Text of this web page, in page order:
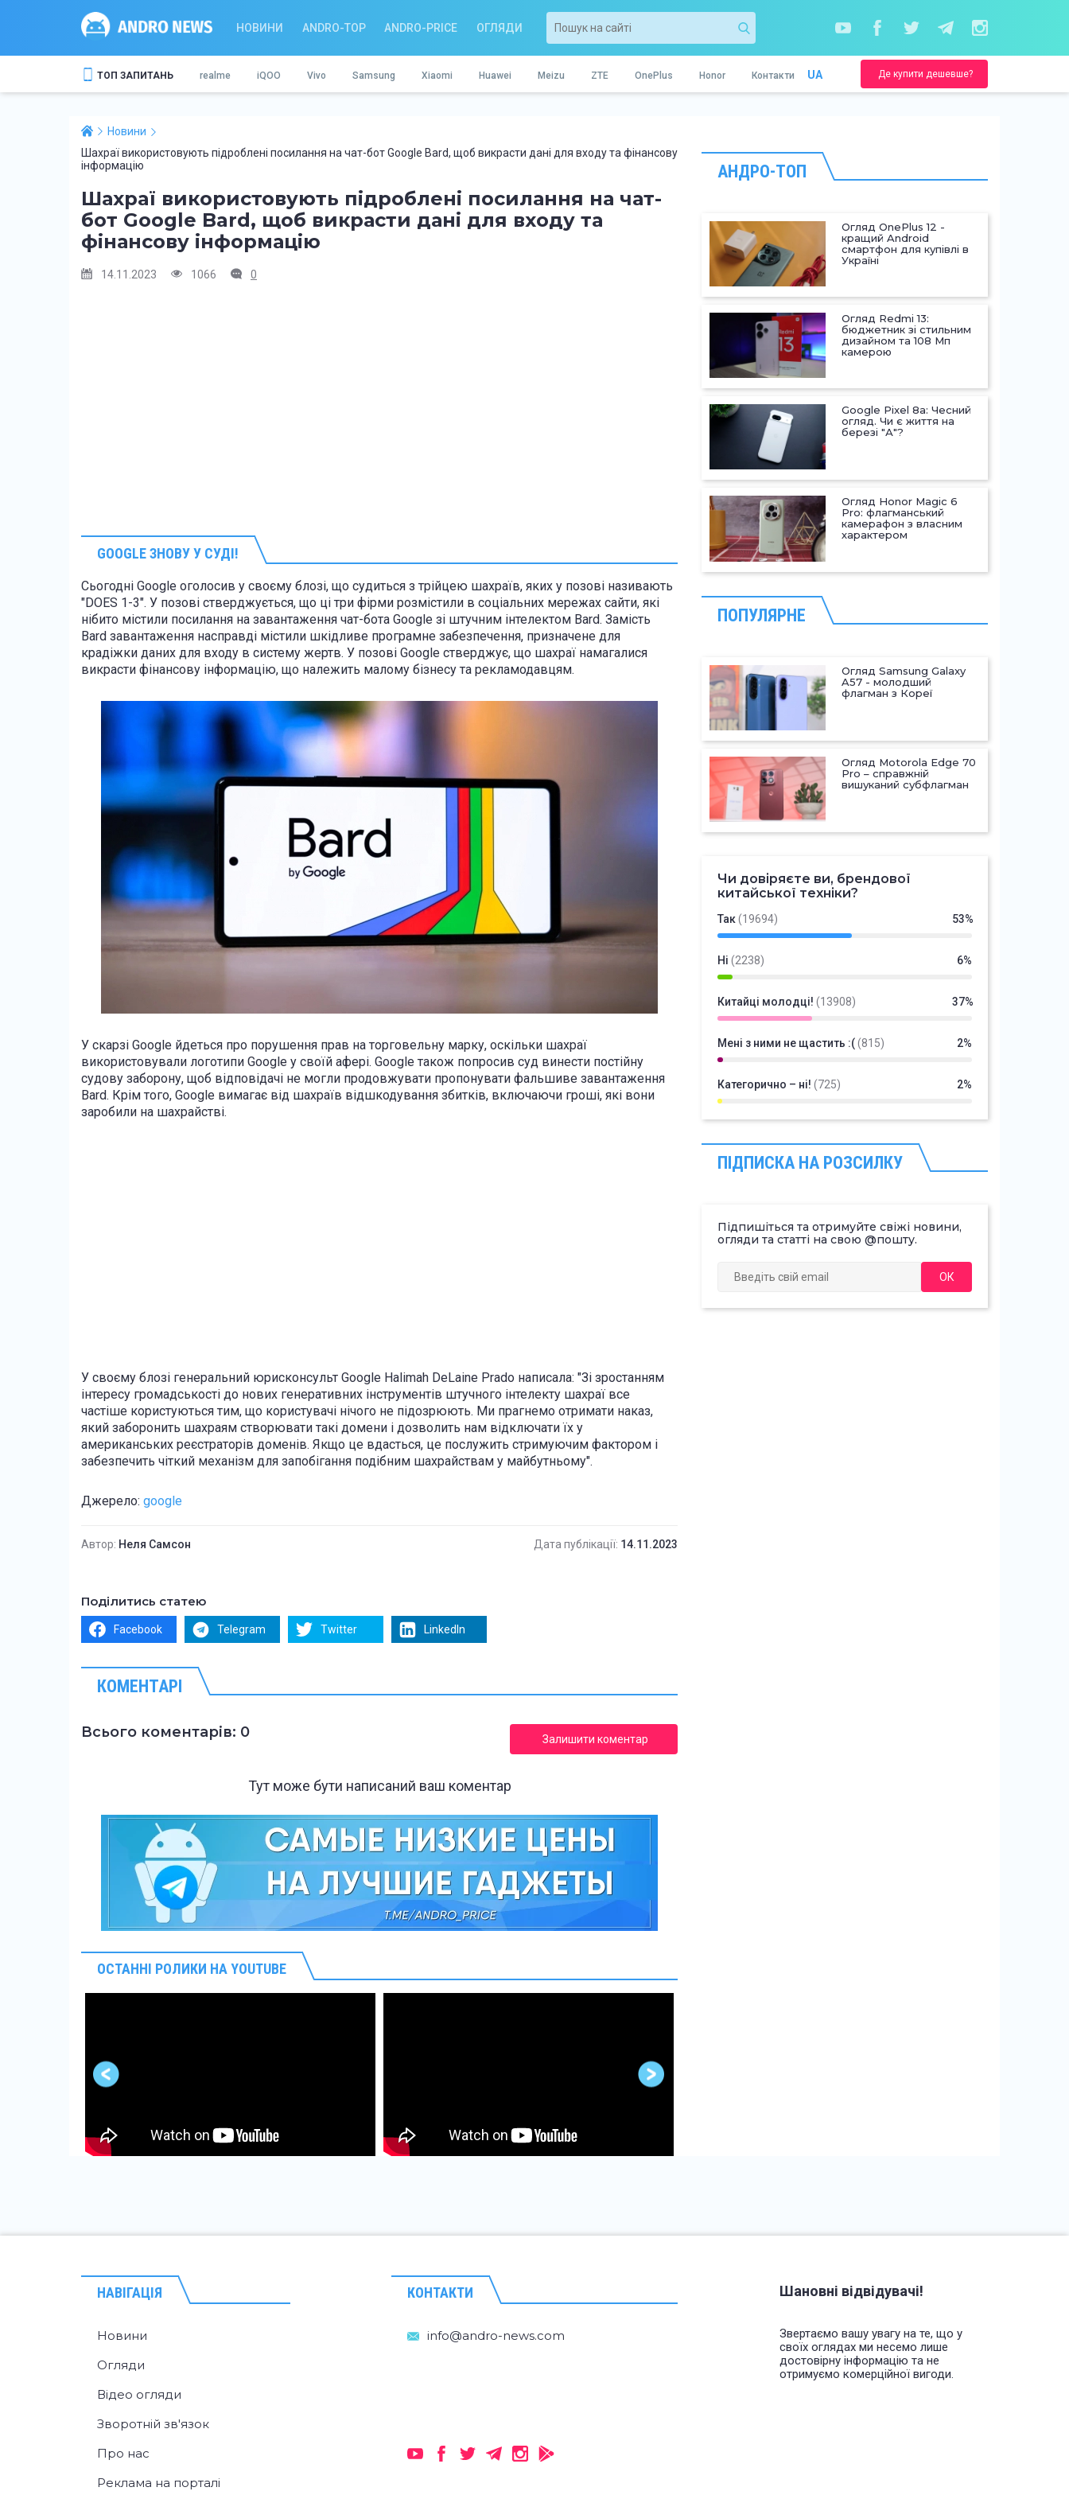
НОВИНИ ANDRO-TOP ANDRO-PRICE ОГЛЯДИ
ТОП ЗАПИТАНЬ realme iQOO Vivo Samsung Xiaomi Huawei Meizu ZTE OnePlus Honor Контакти UA Де купити дешевше?
Новини
Шахраї використовують підроблені посилання на чат-бот Google Bard, щоб викрасти дані для входу та фінансову
інформацію
Шахраї використовують підроблені посилання на чат-
бот Google Bard, щоб викрасти дані для входу та
фінансову інформацію
14.11.2023 1066 0
GOOGLE ЗНОВУ У СУДІ!
Сьогодні Google оголосив у своєму блозі, що судиться з трійцею шахраїв, яких у позові називають
"DOES 1-3". У позові стверджується, що ці три фірми розмістили в соціальних мережах сайти, які
нібито містили посилання на завантаження чат-бота Google зі штучним інтелектом Bard. Замість
Bard завантаження насправді містили шкідливе програмне забезпечення, призначене для
крадіжки даних для входу в систему жертв. У позові Google стверджує, що шахраї намагалися
викрасти фінансову інформацію, що належить малому бізнесу та рекламодавцям.
У скарзі Google йдеться про порушення прав на торговельну марку, оскільки шахраї
використовували логотипи Google у своїй афері. Google також попросив суд винести постійну
судову заборону, щоб відповідачі не могли продовжувати пропонувати фальшиве завантаження
Bard. Крім того, Google вимагає від шахраїв відшкодування збитків, включаючи гроші, які вони
заробили на шахрайстві.
У своєму блозі генеральний юрисконсульт Google Halimah DeLaine Prado написала: "Зі зростанням
інтересу громадськості до нових генеративних інструментів штучного інтелекту шахраї все
частіше користуються тим, що користувачі нічого не підозрюють. Ми прагнемо отримати наказ,
який заборонить шахраям створювати такі домени і дозволить нам відключати їх у
американських реєстраторів доменів. Якщо це вдасться, це послужить стримуючим фактором і
забезпечить чіткий механізм для запобігання подібним шахрайствам у майбутньому".
Джерело: google
Автор: Неля Самсон Дата публікації: 14.11.2023
Поділитись статею
Facebook Telegram Twitter LinkedIn
КОМЕНТАРІ
Всього коментарів: 0 Залишити коментар
Тут може бути написаний ваш коментар
ОСТАННІ РОЛИКИ НА YOUTUBE
АНДРО-ТОП
Огляд OnePlus 12 -
кращий Android
смартфон для купівлі в
Україні
Огляд Redmi 13:
бюджетник зі стильним
дизайном та 108 Мп
камерою
Google Pixel 8a: Чесний
огляд. Чи є життя на
березі "А"?
Огляд Honor Magic 6
Pro: флагманський
камерафон з власним
характером
ПОПУЛЯРНЕ
Огляд Samsung Galaxy
A57 - молодший
флагман з Кореї
Огляд Motorola Edge 70
Pro – справжній
вишуканий субфлагман
Чи довіряєте ви, брендової
китайської техніки?
Так(19694) 53%
Ні (2238) 6%
Китайці молодці! (13908) 37%
Мені з ними не щастить :((815) 2%
Категорично – ні! (725) 2%
ПІДПИСКА НА РОЗСИЛКУ
Підпишіться та отримуйте свіжі новини,
огляди та статті на свою @пошту.
ОК
НАВІГАЦІЯ
Новини
Огляди
Відео огляди
Зворотній зв'язок
Про нас
Реклама на порталі
КОНТАКТИ Шановні відвідувачі!
Звертаємо вашу увагу на те, що у
своїх оглядах ми несемо лише
достовірну інформацію та не
отримуємо комерційної вигоди.